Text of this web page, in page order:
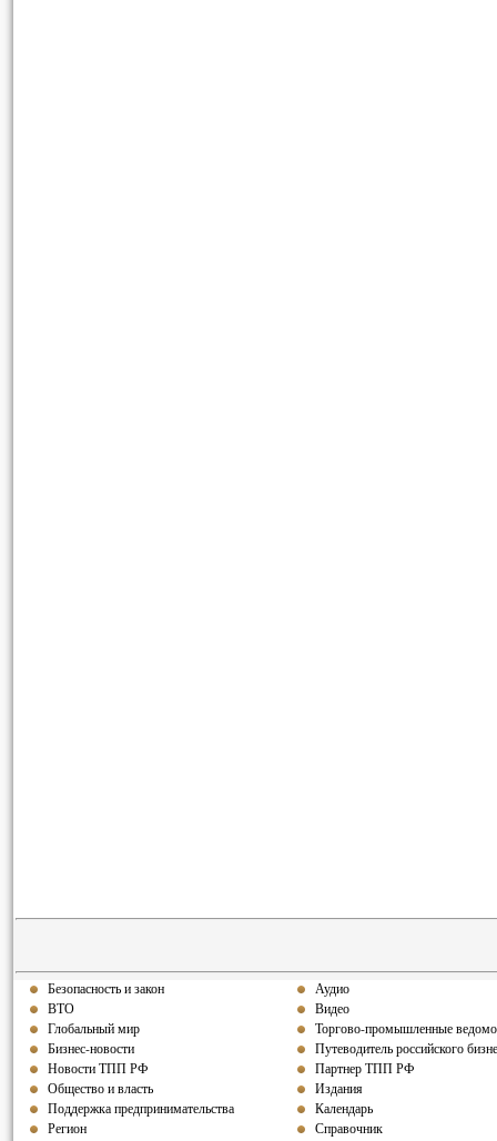
Безопасность и закон
ВТО
Глобальный мир
Бизнес-новости
Новости ТПП РФ
Общество и власть
Поддержка предпринимательства
Регион
Аудио
Видео
Торгово-промышленные
Путеводитель российского
Партнер ТПП РФ
Издания
Календарь
Справочник